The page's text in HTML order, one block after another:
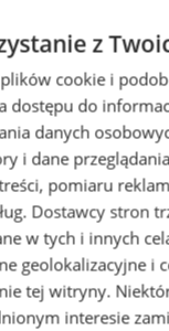
z
cookie i
dostępu do
danych
i dane
pomiaru
Dostawcy stron
w tych i innych
geolokalizacyjne i
tej witryny.
interesie